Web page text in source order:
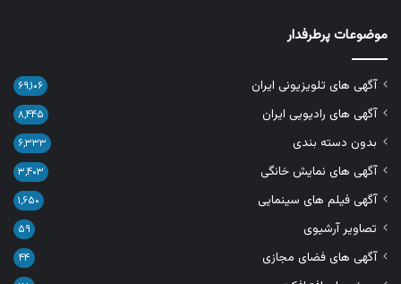
موضوعات پرطرفدار
آگهی های تلویزیونی ایران ۶۹,۱۰۶
آگهی های رادیویی ایران ۸,۴۴۵
بدون دسته بندی ۶,۳۳۳
آگهی های نمایش خانگی ۳,۴۰۳
آگهی فیلم های سینمایی ۱,۶۵۰
تصاویر آرشیوی ۵۹
آگهی های فضای مجازی ۴۴